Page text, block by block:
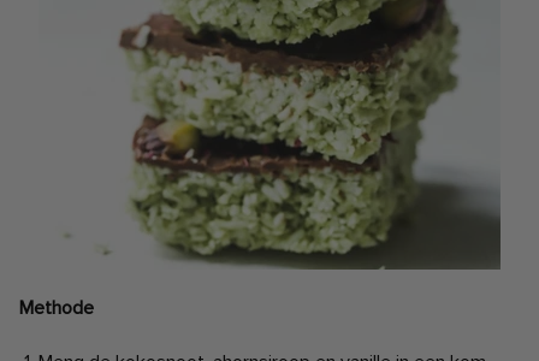
Methode